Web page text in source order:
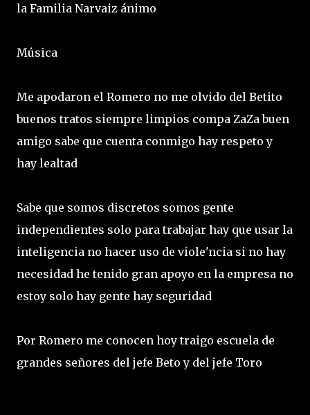
la Familia Narvaiz ánimo
Música
Me apodaron el Romero no me olvido del Betito
buenos tratos siempre limpios compa ZaZa buen
amigo sabe que cuenta conmigo hay respeto y
hay lealtad
Sabe que somos discretos somos gente
independientes solo para trabajar hay que usar la
inteligencia no hacer uso de viole'ncia si no hay
necesidad he tenido gran apoyo en la empresa no
estoy solo hay gente hay seguridad
Por Romero me conocen hoy traigo escuela de
grandes señores del jefe Beto y del jefe Toro